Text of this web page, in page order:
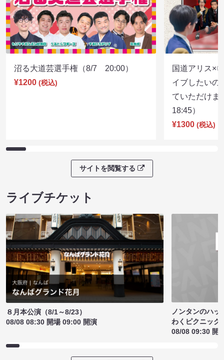
沼る大道芸選手権（8/7 20:00）
¥1200 (税込)
国道アリス×
イブしたいの
ていただけ
18:45）
¥1300 (税込)
サイトを閲覧する
ライブチケット
８月本公演（8/1～8/23）
08/08 08:30 開場 09:00 開演
ノンタンのハッ
わくピクニック
08/08 09:30 開